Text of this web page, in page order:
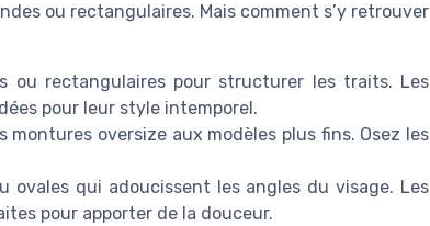
ou rectangulaires. Mais comment s’y retrouver
ou rectangulaires pour structurer les traits. Les
pour leur style intemporel.
oversize aux modèles plus fins. Osez les
ovales qui adoucissent les angles du visage. Les
pour apporter de la douceur.